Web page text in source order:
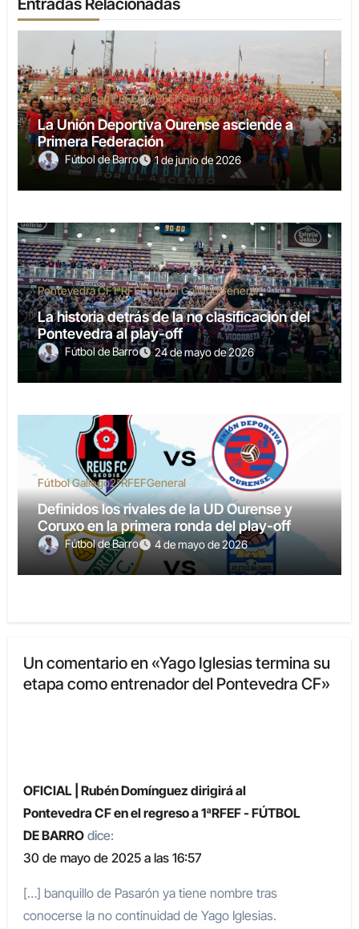
Fútbol Gallego1ªRFEF2ªRFEFGeneral
La Unión Deportiva Ourense asciende a
Primera Federación
Fútbol de Barro 1 de junio de 2026
Pontevedra CF1ªRFEFFútbol GallegoGeneral
La historia detrás de la no clasificación del
Pontevedra al play-off
Fútbol de Barro 24 de mayo de 2026
Fútbol Gallego2ªRFEFGeneral
Definidos los rivales de la UD Ourense y
Coruxo en la primera ronda del play-off
Fútbol de Barro 4 de mayo de 2026
Un comentario en «Yago Iglesias termina su
etapa como entrenador del Pontevedra CF»
OFICIAL | Rubén Domínguez dirigirá al
Pontevedra CF en el regreso a 1ªRFEF - FÚTBOL
DE BARRO dice:
30 de mayo de 2025 a las 16:57
[…] banquillo de Pasarón ya tiene nombre tras
conocerse la no continuidad de Yago Iglesias.